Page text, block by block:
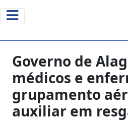
Governo de
médicos e
grupamento
auxiliar em